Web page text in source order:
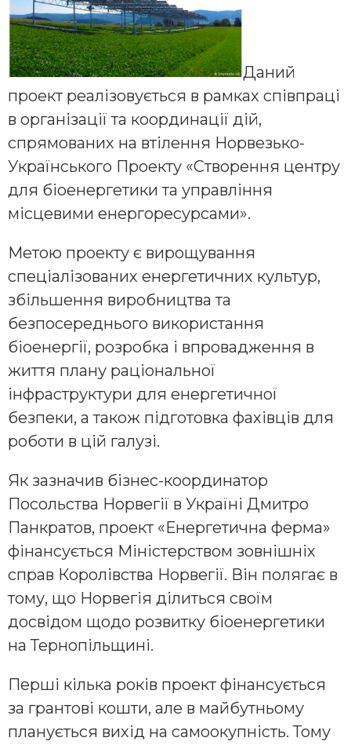
Даний
проект реалізовується в рамках співпраці
в організації та координації дій,
спрямованих на втілення Норвезько-
Українського Проекту «Створення центру
для біоенергетики та управління
місцевими енергоресурсами».
Метою проекту є вирощування
спеціалізованих енергетичних культур,
збільшення виробництва та
безпосереднього використання
біоенергії, розробка і впровадження в
життя плану раціональної
інфраструктури для енергетичної
безпеки, а також підготовка фахівців для
роботи в цій галузі.
Як зазначив бізнес-координатор
Посольства Норвегії в Україні Дмитро
Панкратов, проект «Енергетична ферма»
фінансується Міністерством зовнішніх
справ Королівства Норвегії. Він полягає в
тому, що Норвегія ділиться своїм
досвідом щодо розвитку біоенергетики
на Тернопільщині.
Перші кілька років проект фінансується
за грантові кошти, але в майбутньому
планується вихід на самоокупність. Тому